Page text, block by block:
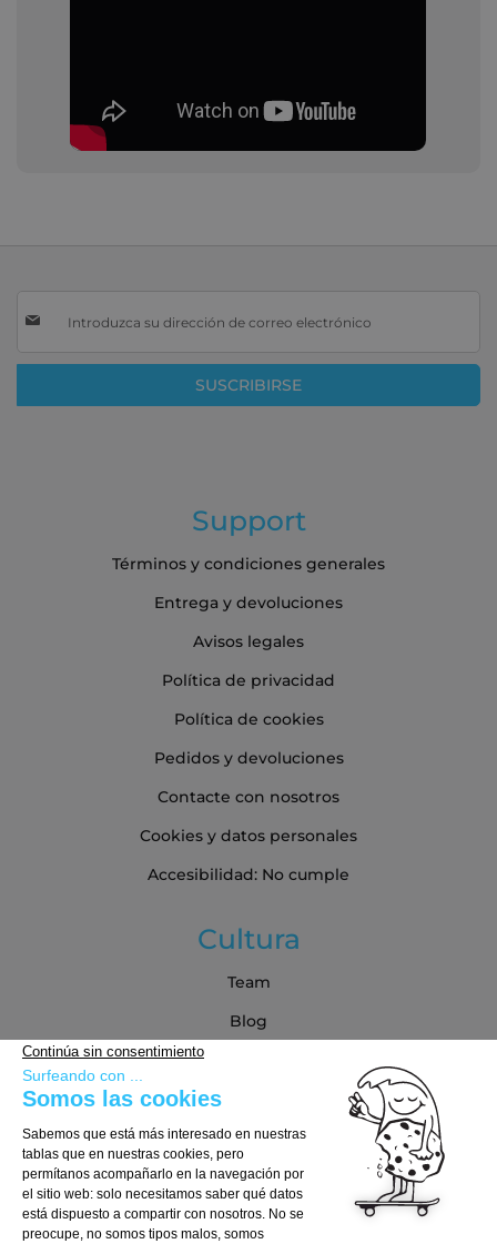
boletín
noticias:
SUSCRIBIRSE
Support
Términos y condiciones generales
Entrega y devoluciones
Avisos legales
Política de privacidad
Política de cookies
Pedidos y devoluciones
Contacte con nosotros
Cookies y datos personales
Accesibilidad: No cumple
Cultura
Team
Blog
Guía de compra
Cómo Elegir tu Tabla